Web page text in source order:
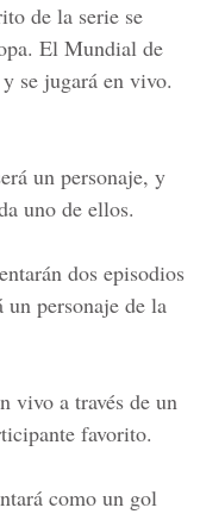
de la serie se
El Mundial de
se jugará en vivo.
un personaje, y
uno de ellos.
dos episodios
un personaje de la
vivo a través de un
favorito.
como un gol